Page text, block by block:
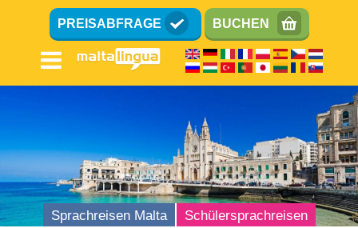
PREISABFRAGE BUCHEN
Sprachreisen Malta Schülersprachreisen